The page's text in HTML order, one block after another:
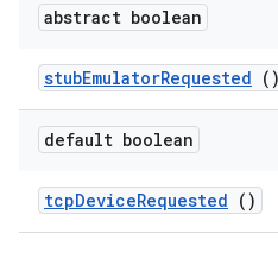
abstract boolean
stubEmulatorRequested ()
default boolean
tcpDeviceRequested ()